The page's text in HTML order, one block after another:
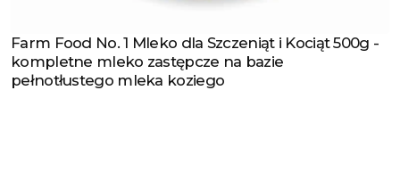
Zobacz produkt
Farm Food No. 1 Mleko dla Szczeniąt i Kociąt 500g -
kompletne mleko zastępcze na bazie
pełnotłustego mleka koziego